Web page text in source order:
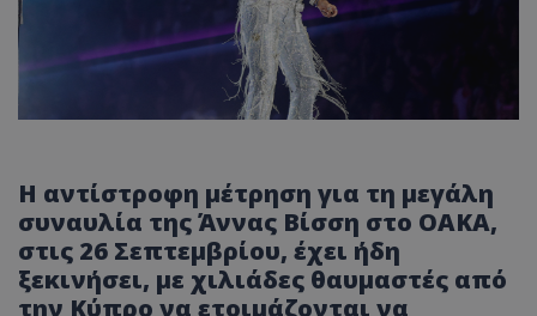
Η αντίστροφη μέτρηση για τη μεγάλη
συναυλία της Άννας Βίσση στο ΟΑΚΑ,
στις 26 Σεπτεμβρίου, έχει ήδη
ξεκινήσει, με χιλιάδες θαυμαστές από
την Κύπρο να ετοιμάζονται να